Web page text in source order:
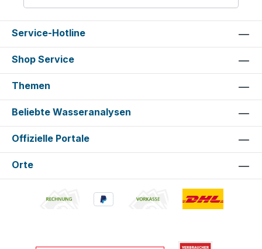
Service-Hotline
Shop Service
Themen
Beliebte Wasseranalysen
Offizielle Portale
Orte